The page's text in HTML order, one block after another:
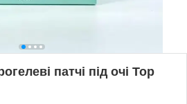
патчі під очі Top